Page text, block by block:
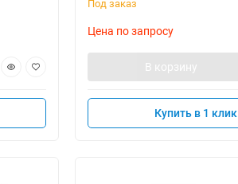
Под заказ
Цена по запросу
В корзину
Купить в 1 клик